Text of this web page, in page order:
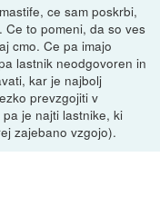
ce sam poskrbi,
Ce to pomeni, da so ves
cmo. Ce pa imajo
lastnik neodgovoren in
kar je najbolj
prevzgojiti v
je najti lastnike, ki
zajebano vzgojo).